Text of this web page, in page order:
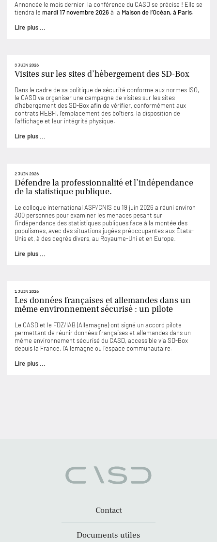
Annoncée le mois dernier, la conférence du CASD se précise ! Elle se
tiendra le mardi 17 novembre 2026à la Maison de l’Océan, à Paris.
Lire plus ...
3 JUIN 2026
Visites sur les sites d’hébergement des SD-Box
Dans le cadre de sa politique de sécurité conforme aux normes ISO,
le CASD va organiser une campagne de visites sur les sites
d’hébergement des SD-Box afin de vérifier, conformément aux
contrats HEBFI, l’emplacement des boîtiers, la disposition de
l’affichage et leur intégrité physique.
Lire plus ...
2 JUIN 2026
Défendre la professionnalité et l’indépendance
de la statistique publique.
Le colloque international ASP/CNIS du 19 juin 2026 a réuni environ
300 personnes pour examiner les menaces pesant sur
l’indépendance des statistiques publiques face à la montée des
populismes, avec des situations jugées préoccupantes aux États-
Unis et, à des degrés divers, au Royaume-Uni et en Europe.
Lire plus ...
1 JUIN 2026
Les données françaises et allemandes dans un
même environnement sécurisé : un pilote
Le CASD et le FDZ/IAB (Allemagne) ont signé un accord pilote
permettant de réunir données françaises et allemandes dans un
même environnement sécurisé du CASD, accessible via SD-Box
depuis la France, l’Allemagne ou l’espace communautaire.
Lire plus ...
Contact
Documents utiles